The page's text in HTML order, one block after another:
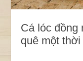
Cá lóc đồng
quê một thời